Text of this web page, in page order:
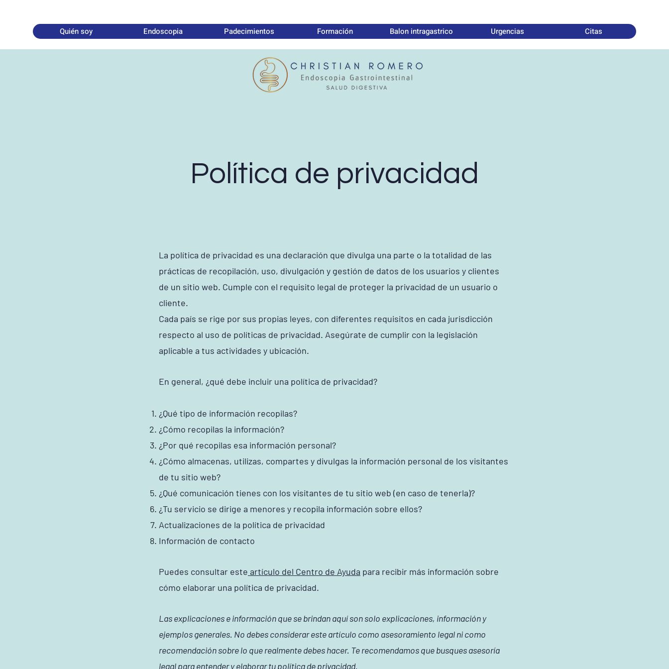
Quién soy Endoscopia Padecimientos Formación Balon intragastrico Urgencias Citas
Política de privacidad
La política de privacidad es una declaración que divulga una parte o la totalidad de las
prácticas de recopilación, uso, divulgación y gestión de datos de los usuarios y clientes
de un sitio web. Cumple con el requisito legal de proteger la privacidad de un usuario o
cliente.
Cada país se rige por sus propias leyes, con diferentes requisitos en cada jurisdicción
respecto al uso de políticas de privacidad. Asegúrate de cumplir con la legislación
aplicable a tus actividades y ubicación.
En general, ¿qué debe incluir una política de privacidad?
¿Qué tipo de información recopilas?
¿Cómo recopilas la información?
¿Por qué recopilas esa información personal?
¿Cómo almacenas, utilizas, compartes y divulgas la información personal de los visitantes
de tu sitio web?
¿Qué comunicación tienes con los visitantes de tu sitio web (en caso de tenerla)?
¿Tu servicio se dirige a menores y recopila información sobre ellos?
Actualizaciones de la política de privacidad
Información de contacto
Puedes consultar este artículo del Centro de Ayuda para recibir más información sobre
cómo elaborar una política de privacidad.
Las explicaciones e información que se brindan aquí son solo explicaciones, información y
ejemplos generales. No debes considerar este artículo como asesoramiento legal ni como
recomendación sobre lo que realmente debes hacer. Te recomendamos que busques asesoría
legal para entender y elaborar tu política de privacidad.